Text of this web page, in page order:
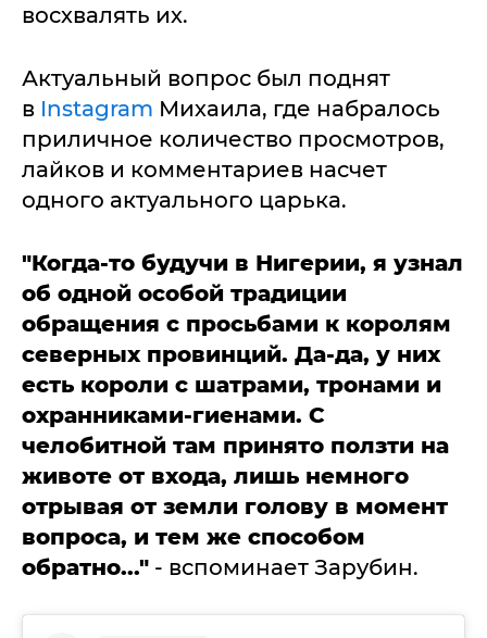
восхвалять их.
Актуальный вопрос был поднят
в Instagram Михаила, где набралось
приличное количество просмотров,
лайков и комментариев насчет
одного актуального царька.
"Когда-то будучи в Нигерии, я узнал
об одной особой традиции
обращения с просьбами к королям
северных провинций. Да-да, у них
есть короли с шатрами, тронами и
охранниками-гиенами. С
челобитной там принято ползти на
животе от входа, лишь немного
отрывая от земли голову в момент
вопроса, и тем же способом
обратно..." - вспоминает Зарубин.